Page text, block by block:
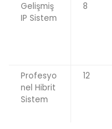
Gelişmiş
IP Sistem
8
Profesyo
nel Hibrit
Sistem
12